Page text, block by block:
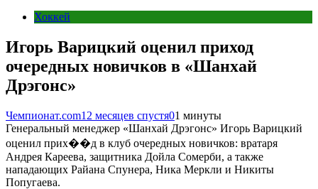
Хоккей
Игорь Варицкий оценил приход
очередных новичков в «Шанхай
Дрэгонс»
Чемпионат.com12 месяцев спустя01 минуты
Генеральный менеджер «Шанхай Дрэгонс» Игорь Варицкий
оценил прих��д в клуб очередных новичков: вратаря
Андрея Кареева, защитника Дойла Сомерби, а также
нападающих Райана Спунера, Ника Меркли и Никиты
Попугаева.